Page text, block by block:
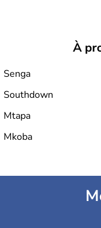
À
Senga
Southdown
Mtapa
Mkoba